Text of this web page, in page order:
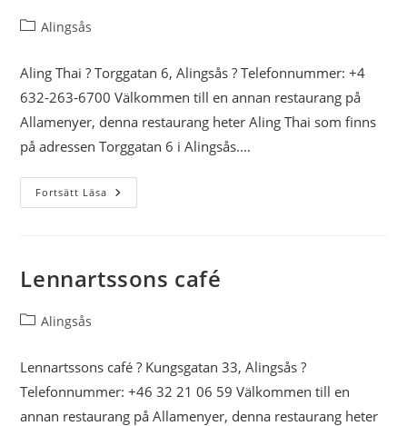
Inläggskategori:
Alingsås
Aling Thai ? Torggatan 6, Alingsås ? Telefonnummer: +4
632-263-6700 Välkommen till en annan restaurang på
Allamenyer, denna restaurang heter Aling Thai som finns
på adressen Torggatan 6 i Alingsås.…
Fortsätt Läsa Aling
Thai
Lennartssons café
Inläggskategori:
Alingsås
Lennartssons café ? Kungsgatan 33, Alingsås ?
Telefonnummer: +46 32 21 06 59 Välkommen till en
annan restaurang på Allamenyer, denna restaurang heter